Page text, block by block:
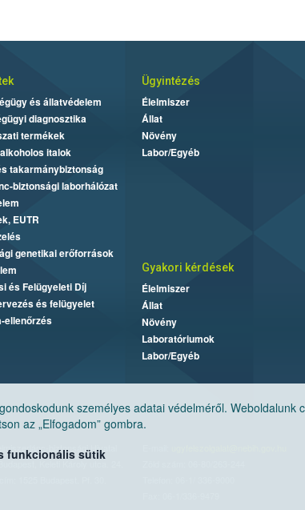
személyes adatai védelméről. Weboldalunk
az „Elfogadom” gombra.
funkcionális sütik
és állatvédelem
diagnosztika
termékek
italok
takarmánybiztonság
biztonsági laborhálózat
EUTR
genetikai erőforrások
és Felügyeleti Díj
és felügyelet
ellenőrzés
Ügyintézés
Élelmiszer
Állat
Növény
Labor/Egyéb
Gyakori kérdések
Élelmiszer
Állat
Növény
Laboratóriumok
Labor/Egyéb
biztonsági Hivatal